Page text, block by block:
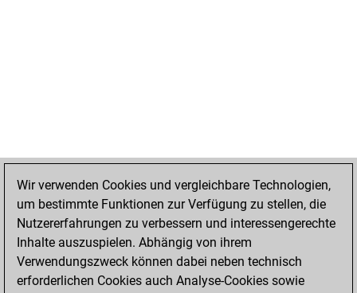
Wir verwenden Cookies und vergleichbare Technologien,
um bestimmte Funktionen zur Verfügung zu stellen, die
Nutzererfahrungen zu verbessern und interessengerechte
Inhalte auszuspielen. Abhängig von ihrem
Verwendungszweck können dabei neben technisch
erforderlichen Cookies auch Analyse-Cookies sowie